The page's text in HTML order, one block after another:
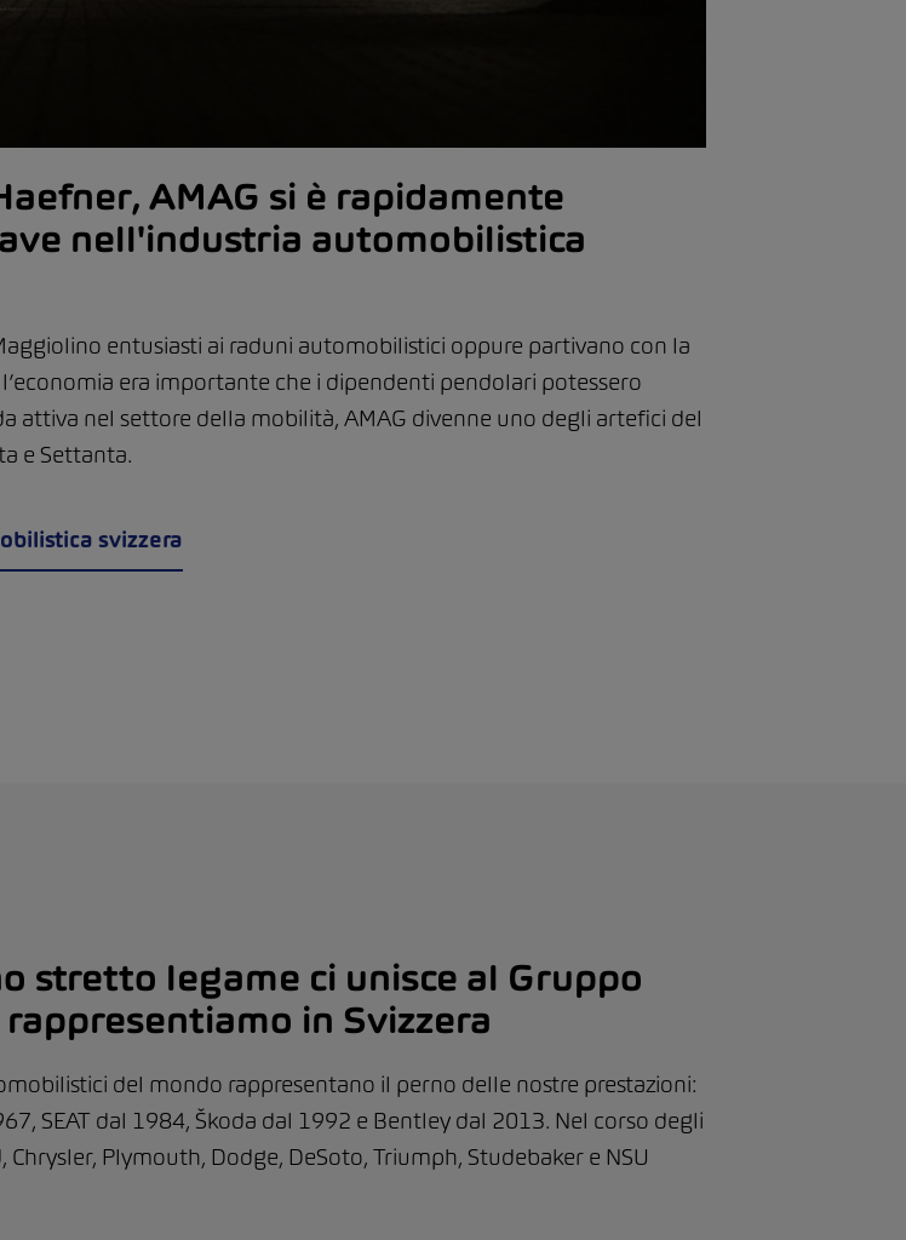
AMAG si è rapidamente
nell'industria automobilistica
entusiasti ai raduni automobilistici oppure partivano con la
era importante che i dipendenti pendolari potessero
attiva nel settore della mobilità, AMAG divenne uno degli artefici del
e Settanta.
svizzera
stretto legame ci unisce al Gruppo
in Svizzera
del mondo rappresentano il perno delle nostre prestazioni:
SEAT dal 1984, Škoda dal 1992 e Bentley dal 2013. Nel corso degli
Plymouth, Dodge, DeSoto, Triumph, Studebaker e NSU